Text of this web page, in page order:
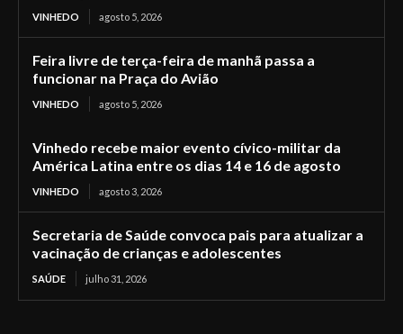
VINHEDO agosto 5, 2026
Feira livre de terça-feira de manhã passa a
funcionar na Praça do Avião
VINHEDO agosto 5, 2026
Vinhedo recebe maior evento cívico-militar da
América Latina entre os dias 14 e 16 de agosto
VINHEDO agosto 3, 2026
Secretaria de Saúde convoca pais para atualizar a
vacinação de crianças e adolescentes
SAÚDE julho 31, 2026